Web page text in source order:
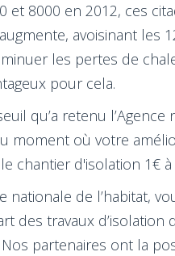
et 8000 en 2012, ces
avoisinant les
les pertes de
pour cela.
qu’a retenu l’Agence
moment où votre
chantier d'isolation 1€ à
de l’habitat,
des travaux
partenaires ont la